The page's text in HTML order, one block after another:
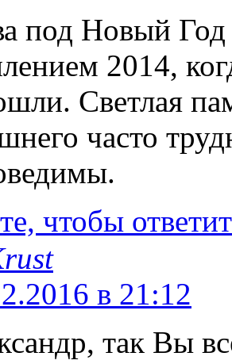
под Новый Год
2014,
Светлая
часто
чтобы
в 21:12
так Вы